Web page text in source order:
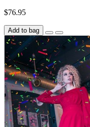
$76.95
Add to bag